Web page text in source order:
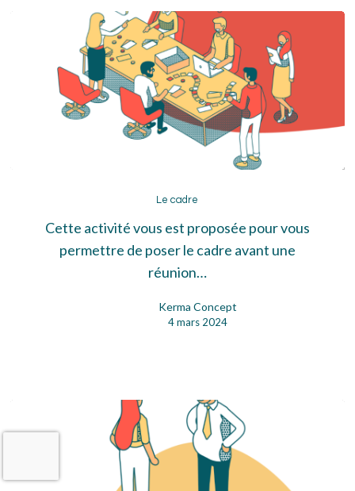
cadre
Le cadre
Cette activité vous est proposée pour vous
permettre de poser le cadre avant une
réunion…
Kerma Concept
4 mars 2024